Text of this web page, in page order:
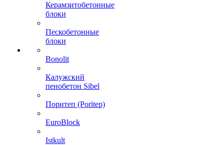
Керамзитобетонные
блоки
Пескобетонные
блоки
Bonolit
Калужский
пенобетон Sibel
Поритеп (Poritep)
EuroBlock
Istkult